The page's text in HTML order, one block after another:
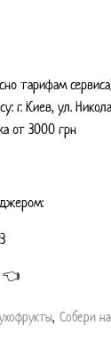
тарифам
г. Киев, ул.
от 3000 грн
👈
, Собери